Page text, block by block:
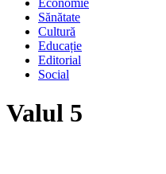
Economie
Sănătate
Cultură
Educație
Editorial
Social
Valul 5